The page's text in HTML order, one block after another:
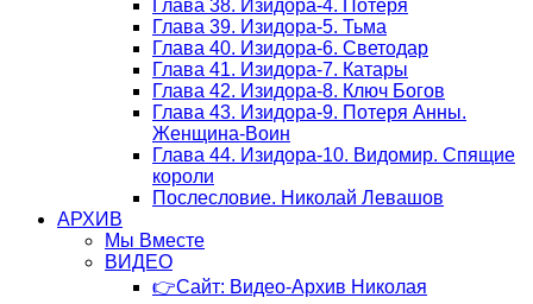
Глава 38. Изидора-4. Потеря
Глава 39. Изидора-5. Тьма
Глава 40. Изидора-6. Светодар
Глава 41. Изидора-7. Катары
Глава 42. Изидора-8. Ключ Богов
Глава 43. Изидора-9. Потеря Анны.
Женщина-Воин
Глава 44. Изидора-10. Видомир. Спящие
короли
Послесловие. Николай Левашов
АРХИВ
Мы Вместе
ВИДЕО
👉Сайт: Видео-Архив Николая